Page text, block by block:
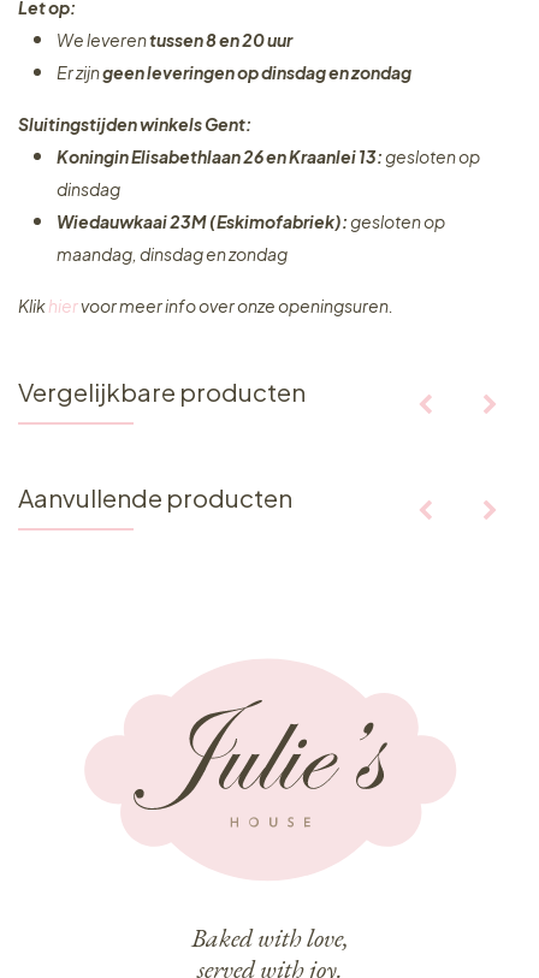
Let op:
We leverentussen 8 en 20 uur
Er zijngeen leveringenop dinsdag en zondag
Sluitingstijden winkels Gent:
Koningin Elisabethlaan 26 en Kraanlei 13:gesloten op
dinsdag
Wiedauwkaai 23M (Eskimofabriek):gesloten op
maandag, dinsdag en zondag
Klikhiervoor meer info over onze openingsuren.
Vergelijkbare producten
Aanvullende producten
Baked with love,
served with joy.